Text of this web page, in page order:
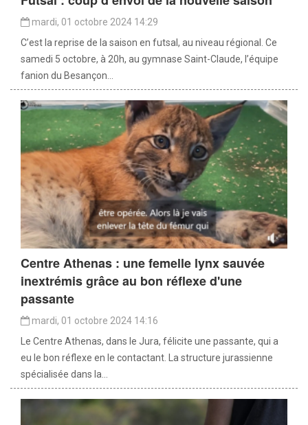
mardi, 01 octobre 2024 14:29
C’est la reprise de la saison en futsal, au niveau régional. Ce
samedi 5 octobre, à 20h, au gymnase Saint-Claude, l’équipe
fanion du Besançon...
Centre Athenas : une femelle lynx sauvée
inextrémis grâce au bon réflexe d'une
passante
mardi, 01 octobre 2024 14:16
Le Centre Athenas, dans le Jura, félicite une passante, qui a
eu le bon réflexe en le contactant. La structure jurassienne
spécialisée dans la...